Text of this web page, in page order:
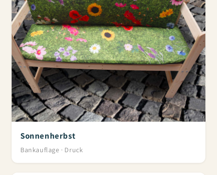
Sonnenherbst
Bankauflage · Druck